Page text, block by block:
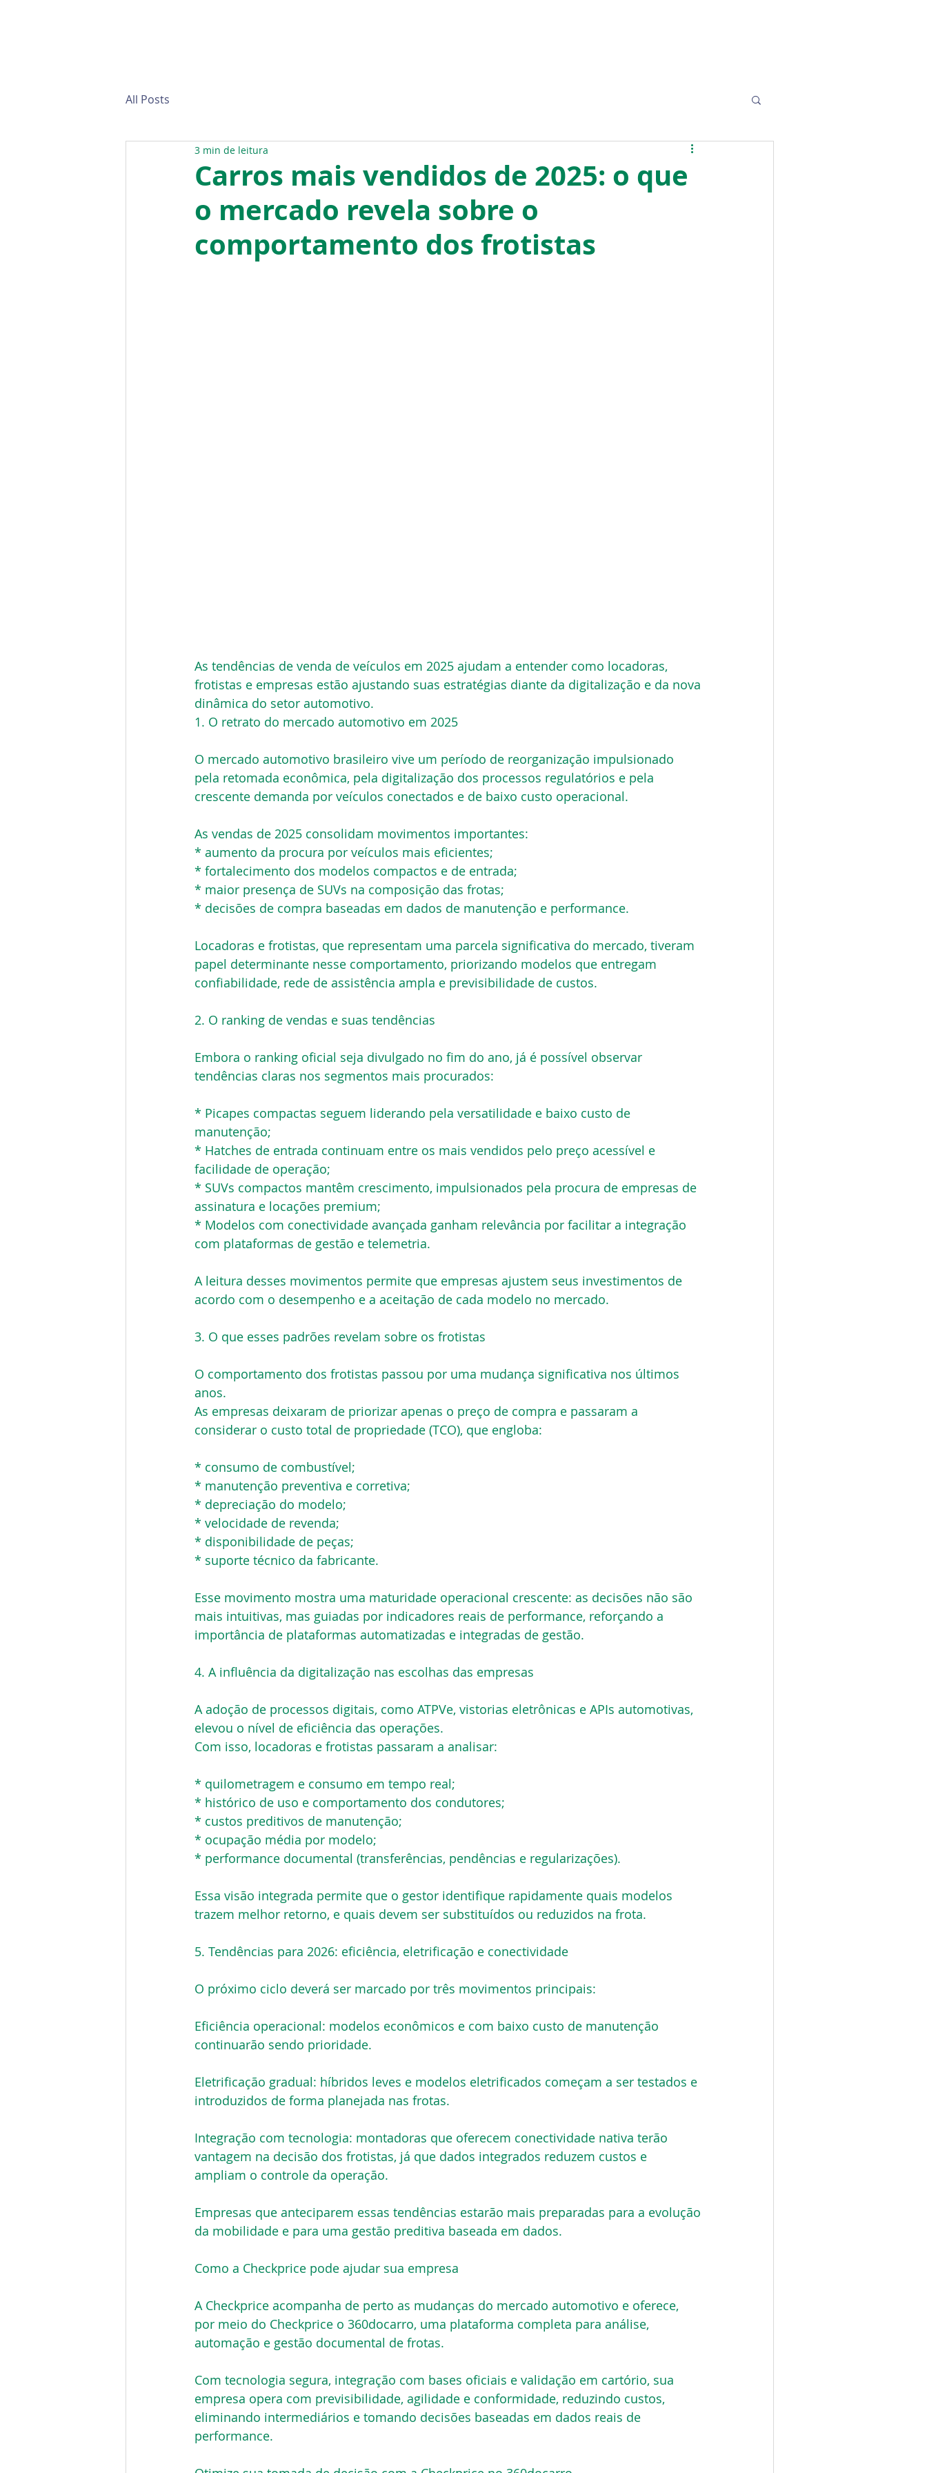
All Posts
Carros mais vendidos de 2025: o que
o mercado revela sobre o
comportamento dos frotistas
3 min de leitura
As tendências de venda de veículos em 2025 ajudam a entender como locadoras,
frotistas e empresas estão ajustando suas estratégias diante da digitalização e da nova
dinâmica do setor automotivo.
1. O retrato do mercado automotivo em 2025
O mercado automotivo brasileiro vive um período de reorganização impulsionado
pela retomada econômica, pela digitalização dos processos regulatórios e pela
crescente demanda por veículos conectados e de baixo custo operacional.
As vendas de 2025 consolidam movimentos importantes:
* aumento da procura por veículos mais eficientes;
* fortalecimento dos modelos compactos e de entrada;
* maior presença de SUVs na composição das frotas;
* decisões de compra baseadas em dados de manutenção e performance.
Locadoras e frotistas, que representam uma parcela significativa do mercado, tiveram
papel determinante nesse comportamento, priorizando modelos que entregam
confiabilidade, rede de assistência ampla e previsibilidade de custos.
2. O ranking de vendas e suas tendências
Embora o ranking oficial seja divulgado no fim do ano, já é possível observar
tendências claras nos segmentos mais procurados:
* Picapes compactas seguem liderando pela versatilidade e baixo custo de
manutenção;
* Hatches de entrada continuam entre os mais vendidos pelo preço acessível e
facilidade de operação;
* SUVs compactos mantêm crescimento, impulsionados pela procura de empresas de
assinatura e locações premium;
* Modelos com conectividade avançada ganham relevância por facilitar a integração
com plataformas de gestão e telemetria.
A leitura desses movimentos permite que empresas ajustem seus investimentos de
acordo com o desempenho e a aceitação de cada modelo no mercado.
3. O que esses padrões revelam sobre os frotistas
O comportamento dos frotistas passou por uma mudança significativa nos últimos
anos.
As empresas deixaram de priorizar apenas o preço de compra e passaram a
considerar o custo total de propriedade (TCO), que engloba:
* consumo de combustível;
* manutenção preventiva e corretiva;
* depreciação do modelo;
* velocidade de revenda;
* disponibilidade de peças;
* suporte técnico da fabricante.
Esse movimento mostra uma maturidade operacional crescente: as decisões não são
mais intuitivas, mas guiadas por indicadores reais de performance, reforçando a
importância de plataformas automatizadas e integradas de gestão.
4. A influência da digitalização nas escolhas das empresas
A adoção de processos digitais, como ATPVe, vistorias eletrônicas e APIs automotivas,
elevou o nível de eficiência das operações.
Com isso, locadoras e frotistas passaram a analisar:
* quilometragem e consumo em tempo real;
* histórico de uso e comportamento dos condutores;
* custos preditivos de manutenção;
* ocupação média por modelo;
* performance documental (transferências, pendências e regularizações).
Essa visão integrada permite que o gestor identifique rapidamente quais modelos
trazem melhor retorno, e quais devem ser substituídos ou reduzidos na frota.
5. Tendências para 2026: eficiência, eletrificação e conectividade
O próximo ciclo deverá ser marcado por três movimentos principais:
Eficiência operacional: modelos econômicos e com baixo custo de manutenção
continuarão sendo prioridade.
Eletrificação gradual: híbridos leves e modelos eletrificados começam a ser testados e
introduzidos de forma planejada nas frotas.
Integração com tecnologia: montadoras que oferecem conectividade nativa terão
vantagem na decisão dos frotistas, já que dados integrados reduzem custos e
ampliam o controle da operação.
Empresas que anteciparem essas tendências estarão mais preparadas para a evolução
da mobilidade e para uma gestão preditiva baseada em dados.
Como a Checkprice pode ajudar sua empresa
A Checkprice acompanha de perto as mudanças do mercado automotivo e oferece,
por meio do Checkprice o 360docarro, uma plataforma completa para análise,
automação e gestão documental de frotas.
Com tecnologia segura, integração com bases oficiais e validação em cartório, sua
empresa opera com previsibilidade, agilidade e conformidade, reduzindo custos,
eliminando intermediários e tomando decisões baseadas em dados reais de
performance.